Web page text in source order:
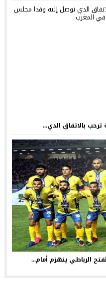
بالاتفاق الدي...
الرباطي ينهزم أمام...